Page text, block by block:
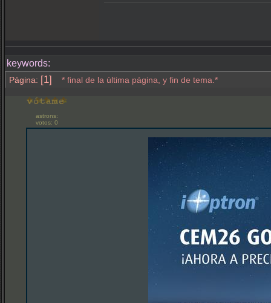
keywords:
Página: [1] * final de la última página, y fin de tema.*
astrons:
votos: 0